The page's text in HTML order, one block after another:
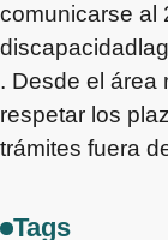
comunicarse al
. Desde el área
respetar los
trámites fuera
Tags